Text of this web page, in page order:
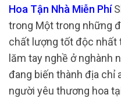
Hoa Tận Nhà Miễn Phí
trong Một trong những
chất lượng tốt độc nhất
lăm tay nghề ở nghành
đang biến thành địa chỉ
người yêu thương hoa